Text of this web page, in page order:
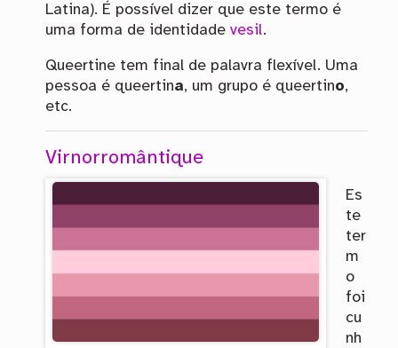
Latina). É possível dizer que este termo é
uma forma de identidade vesil.
Queertine tem final de palavra flexível. Uma
pessoa é queertina, um grupo é queertino,
etc.
Virnorromântique
Es
te
ter
m
o
foi
cu
nh